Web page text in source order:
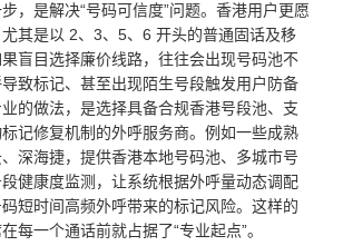
，是解决“号码可信度”问题。香港用户更愿
其是以 2、3、5、6 开头的普通固话及移
盲目选择廉价线路，往往会出现号码池不
致标记、甚至出现陌生号段触发用户防备
的做法，是选择具备合规香港号段池、支
记修复机制的外呼服务商。例如一些成熟
深海捷，提供香港本地号码池、多城市号
健康度监测，让系统根据外呼量动态调配
短时间高频外呼带来的标记风险。这样的
每一个通话前就占据了“专业起点”。